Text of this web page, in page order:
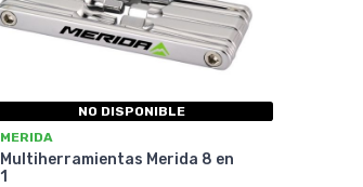
NO DISPONIBLE
MERIDA
Multiherramientas Merida 8 en
1